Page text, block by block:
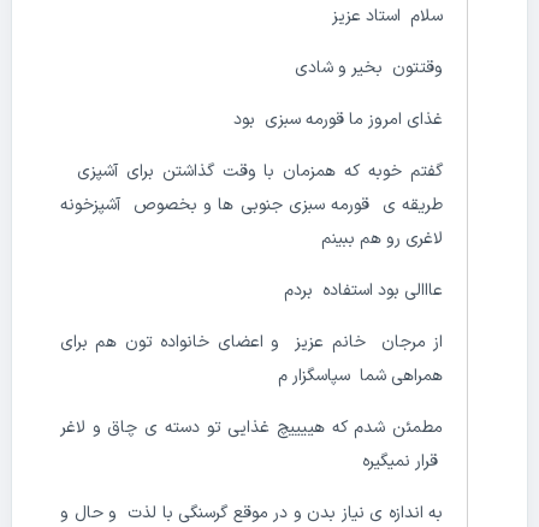
سلام استاد عزیز
وقتتون بخیر و شادی
غذای امروز ما قورمه سبزی بود
گفتم خوبه که همزمان با وقت گذاشتن برای آشپزی
طریقه ی قورمه سبزی جنوبی ها و بخصوص آشپزخونه
لاغری رو هم ببینم
عااالی بود استفاده بردم
از مرجان خانم عزیز و اعضای خانواده تون هم برای
همراهی شما سپاسگزار م
مطمئن شدم که هییییچ غذایی تو دسته ی چاق و لاغر
قرار نمیگیره
به اندازه ی نیاز بدن و در موقع گرسنگی با لذت و حال و